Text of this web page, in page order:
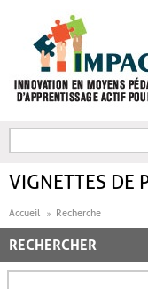
FORMULAIRE DE
VIGNETTES DE
Accueil Recherche
RECHERCHER